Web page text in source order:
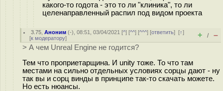
какого-то годота - это то ли "клиника", то ли
целенаправленный распил под видом проекта
3.75 ,Аноним (-), 08:51, 03/04/2021 [^] [^^] [^^^] [ответить][↑]
[к модератору] + / –
> А чем Unreal Engine не годится?
Тем что проприетарщина. И unity тоже. То что там
местами на сильно отдельных условиях сорцы дают - ну
так вы и сорц винды в принципе так-то скачать можете.
Но есть нюансы.